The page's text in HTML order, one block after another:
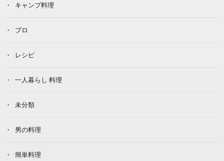
キャンプ料理
プロ
レシピ
一人暮らし 料理
未分類
男の料理
簡単料理